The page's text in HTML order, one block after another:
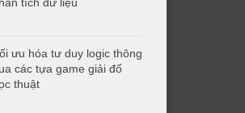
ưu hóa tư duy logic thông
các tựa game giải đố
thuật